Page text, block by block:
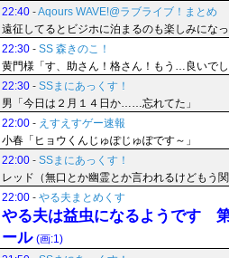
22:40 -Aqours WAVE!@ラブライブ！まとめ
遠征してるとビジホに泊まるのも楽しみにな
22:30 - SS 森きのこ！
黄門様「す、助さん！格さん！もう…良いでし
22:30 - SSまにあっくす！
男「今日は２月１４日か……忘れてた」
22:00 - えすえすゲー速報
小春「ヒョウくんじゅぽじゅぽです～」
22:00 - SSまにあっくす！
レッド（無口とか幽霊とか言われるけどもう関
22:00 - やる夫まとめくす
やる夫は益虫になるようです
ール (画:1)